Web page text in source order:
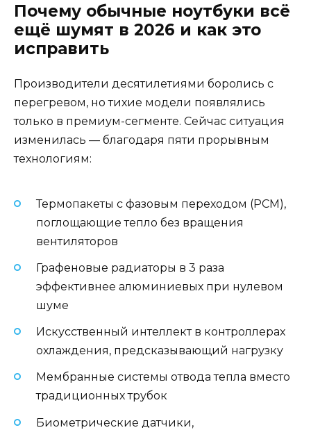
Почему обычные ноутбуки всё
ещё шумят в 2026 и как это
исправить
Производители десятилетиями боролись с
перегревом, но тихие модели появлялись
только в премиум-сегменте. Сейчас ситуация
изменилась — благодаря пяти прорывным
технологиям:
Термопакеты с фазовым переходом (PCM),
поглощающие тепло без вращения
вентиляторов
Графеновые радиаторы в 3 раза
эффективнее алюминиевых при нулевом
шуме
Искусственный интеллект в контроллерах
охлаждения, предсказывающий нагрузку
Мембранные системы отвода тепла вместо
традиционных трубок
Биометрические датчики,